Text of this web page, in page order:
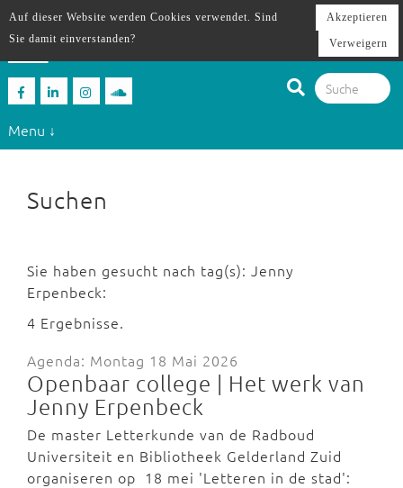
Menu ↓
Suchen
Sie haben gesucht nach tag(s): Jenny
Erpenbeck:
4 Ergebnisse.
Agenda: Montag 18 Mai 2026
Openbaar college | Het werk van
Jenny Erpenbeck
De master Letterkunde van de Radboud
Universiteit en Bibliotheek Gelderland Zuid
organiseren op 18 mei 'Letteren in de stad':
Auf dieser Website werden Cookies verwendet. Sind
Sie damit einverstanden?
Akzeptieren
Verweigern